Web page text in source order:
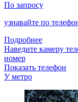
По запросу
узнавайте по
Подробнее
Наведите камеру
номер
Показать телефон
У метро